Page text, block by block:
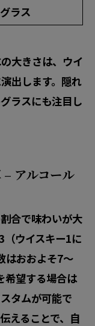
ラス
大きさは、ウイ
出します。隠れ
ラスにも注目し
アルコール
合で味わいが大
（ウイスキー1に
はおおよそ7〜
希望する場合は
タムが可能で
えることで、自